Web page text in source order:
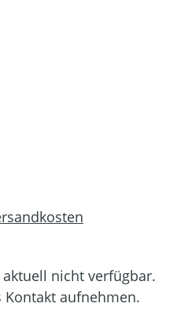
nicht verfügbar.
aufnehmen.